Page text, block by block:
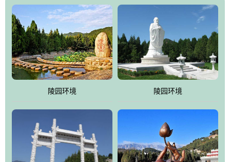
园、打造佛教精品旅游圣地”为目标，以海外归侨、国内外知名人士
的墓地安葬、祭祀吊亡并结合旅游参观构成其主要使用功能；以苍
郁绚丽、优雅宜人的园林景观构成其外部形象。通过墓园建设与造
园手法相结合的默契操作，建成一处特色鲜明、服务周全、环境优
美、民族风格突出，与周边文物古迹交相呼应的极具吸引力的花园
式园林。
万佛园工程一期占地448亩，目前完成投资近12亿元人民币，园区采
用全仿古式建筑，寻求与世界文化遗产地清东陵的和谐统一，在园
区建设中寻求陵园建设与景区建设的有机融合，充分发挥独一无二
的地形优势，打造现代艺术园林，建设旅游景观、寺庙、酒店等综
合服务设施，服务于陵园经营，使企业的多元化经营项目相互依
陵园环境 陵园环境